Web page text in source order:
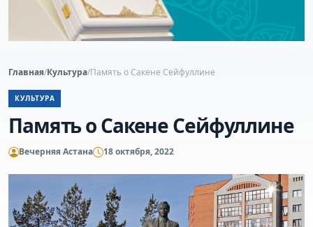
Главная/Культура/Память о Сакене Сейфуллине
КУЛЬТУРА
Память о Сакене Сейфуллине
Вечерняя Астана 18 октября, 2022